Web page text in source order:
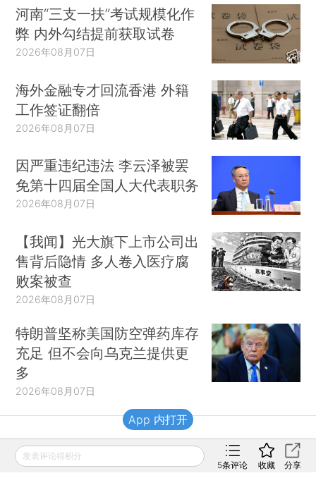
河南“三支一扶”考试规模化作
弊 内外勾结提前获取试卷
2026年08月07日
海外金融专才回流香港 外籍
工作签证翻倍
2026年08月07日
因严重违纪违法 李云泽被罢
免第十四届全国人大代表职务
2026年08月07日
【我闻】光大旗下上市公司出
售背后隐情 多人卷入医疗腐
败案被查
2026年08月07日
特朗普坚称美国防空弹药库存
充足 但不会向乌克兰提供更
多
2026年08月07日
财新移动
发表评论得积分
5条评论 收藏 分享
App 内打开